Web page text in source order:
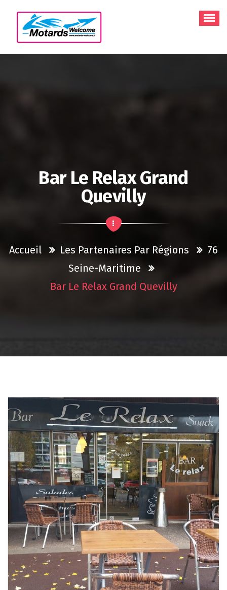
contenu
Bar Le Relax Grand
Quevilly
Accueil Les Partenaires Par Régions
76
Seine-Maritime
Bar Le Relax Grand Quevilly